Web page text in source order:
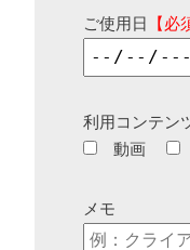
ご使用日 【必
利用コンテン
動画
メモ